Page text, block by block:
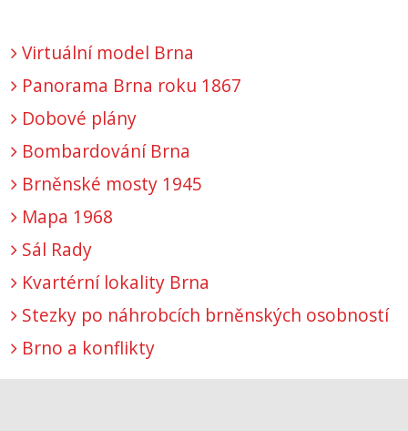
Virtuální model Brna
Panorama Brna roku 1867
Dobové plány
Bombardování Brna
Brněnské mosty 1945
Mapa 1968
Sál Rady
Kvartérní lokality Brna
Stezky po náhrobcích brněnských osobností
Brno a konflikty